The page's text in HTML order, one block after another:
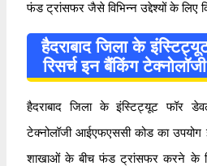
फंड ट्रांसफर जैसे विभिन्न उद्देश्यों के लिए
हैदराबाद जिला के
रिसर्च इन बैंकिंग
हैदराबाद जिला के इंस्टिट्यूट फॉर
टेक्नोलॉजी आईएफएससी कोड का उपयोग
शाखाओं के बीच फंड ट्रांसफर करने के